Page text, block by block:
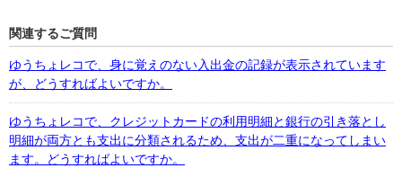
関連するご質問
ゆうちょレコで、身に覚えのない入出金の記録が表示されています
が、どうすればよいですか。
ゆうちょレコで、クレジットカードの利用明細と銀行の引き落とし
明細が両方とも支出に分類されるため、支出が二重になってしまい
ます。どうすればよいですか。